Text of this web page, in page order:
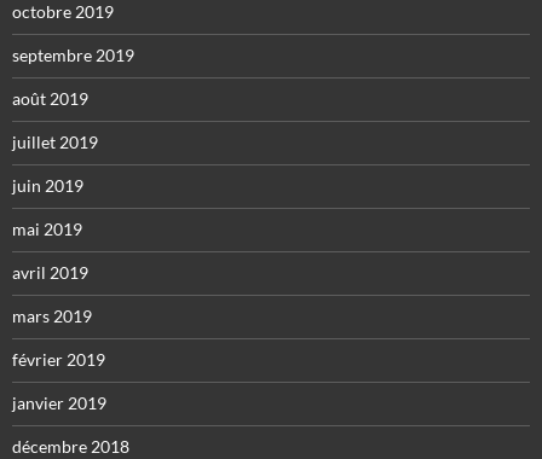
octobre 2019
septembre 2019
août 2019
juillet 2019
juin 2019
mai 2019
avril 2019
mars 2019
février 2019
janvier 2019
décembre 2018